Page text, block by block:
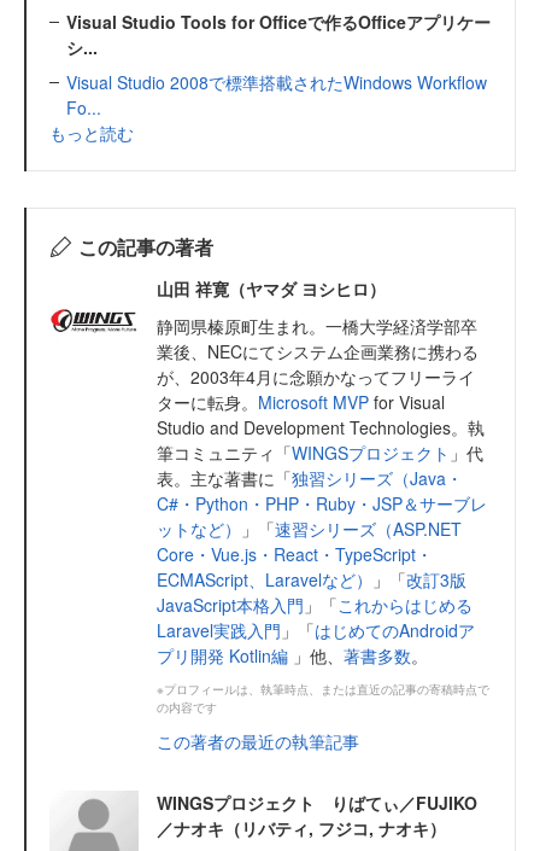
Visual Studio Tools for Officeで作るOfficeアプリケー
シ...
Visual Studio 2008で標準搭載されたWindows Workflow
Fo...
もっと読む
この記事の著者
山田 祥寛（ヤマダ ヨシヒロ）
静岡県榛原町生まれ。一橋大学経済学部卒
業後、NECにてシステム企画業務に携わる
が、2003年4月に念願かなってフリーライ
ターに転身。 Microsoft MVP for Visual
Studio and Development Technologies。執
筆コミュニティ「WINGSプロジェクト 」代
表。主な著書に「独習シリーズ（Java・
C#・Python・PHP・Ruby・JSP＆サーブレ
ットなど）
」「速習シリーズ（ASP.NET
Core・Vue.js・React・TypeScript・
ECMAScript、Laravelなど）
」「改訂3版
JavaScript本格入門 」「これからはじめる
Laravel実践入門 」「はじめてのAndroidア
プリ開発 Kotlin編 」他、 著書多数。
※プロフィールは、執筆時点、または直近の記事の寄稿時点で
の内容です
この著者の最近の執筆記事
WINGSプロジェクト りばてぃ／FUJIKO
／ナオキ（リバティ, フジコ, ナオキ）